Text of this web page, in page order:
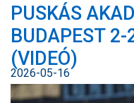
PUSKÁS
BUDAPEST 2-
(VIDEÓ)
2026-05-16